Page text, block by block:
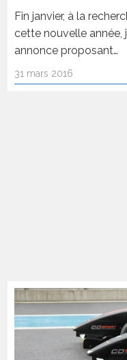
Fin janvier, à la
cette nouvelle année,
annonce proposant…
31 mars 2016